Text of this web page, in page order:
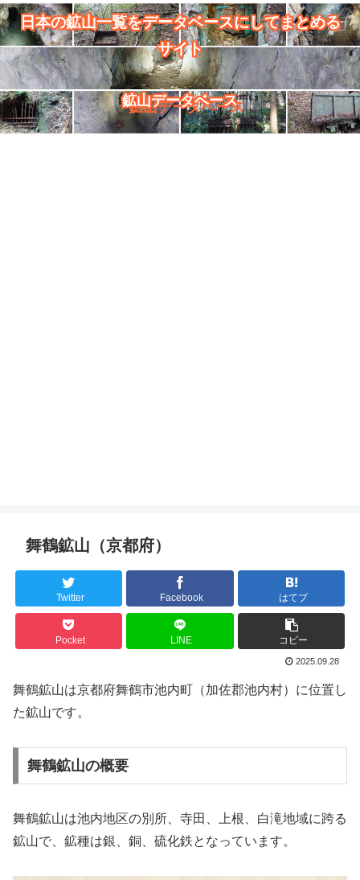
日本の鉱山一覧をデータベースにしてまとめる
サイト
鉱山データベース
舞鶴鉱山（京都府）
Twitter Facebook はてブ
Pocket LINE コピー
2025.09.28
舞鶴鉱山は京都府舞鶴市池内町（加佐郡池内村）に位置し
た鉱山です。
舞鶴鉱山の概要
舞鶴鉱山は池内地区の別所、寺田、上根、白滝地域に跨る
鉱山で、鉱種は銀、銅、硫化鉄となっています。